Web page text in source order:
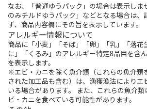
なお、「普通ゆうパック」の場合は表示しま
のみチルドゆうパック」などとなる場合は、
ず、商品内容欄にその旨を表示しています。
アレルギー情報について
商品に「小麦」「そば」「卵」「乳」「落花
に」「くるみ」のアレルギー特定8品目を含
を表示します。
※エビ・カニを除く魚介類（これらの魚介類
された加工品も含む）は、漁獲漁法によりエ
いる場合があります。 また、これらの魚介
ビ・カニを食べている可能性があります。